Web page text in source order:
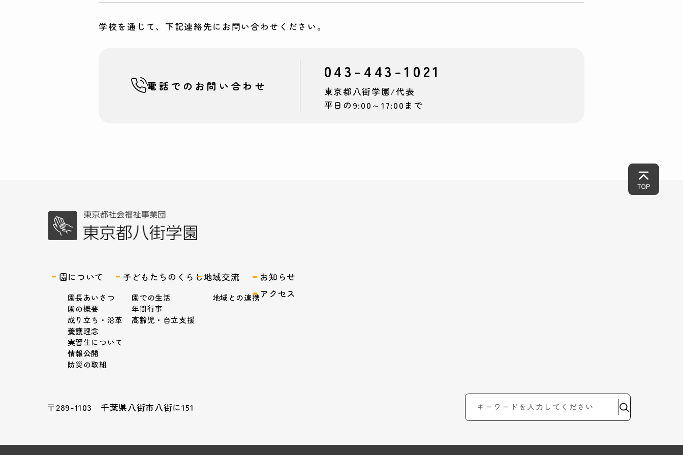
学校を通じて、下記連絡先にお問い合わせください。
電話での お問い合わせ
043-443-1021
東京都八街学園/代表
平日の9:00～17:00まで
園について
園長あいさつ
園の概要
成り立ち・沿革
養護理念
実習生について
情報公開
防災の取組
子どもたちのくらし
園での生活
年間行事
高齢児・自立支援
地域交流
地域との連携
お知らせ
アクセス
〒289-1103 千葉県八街市八街に151